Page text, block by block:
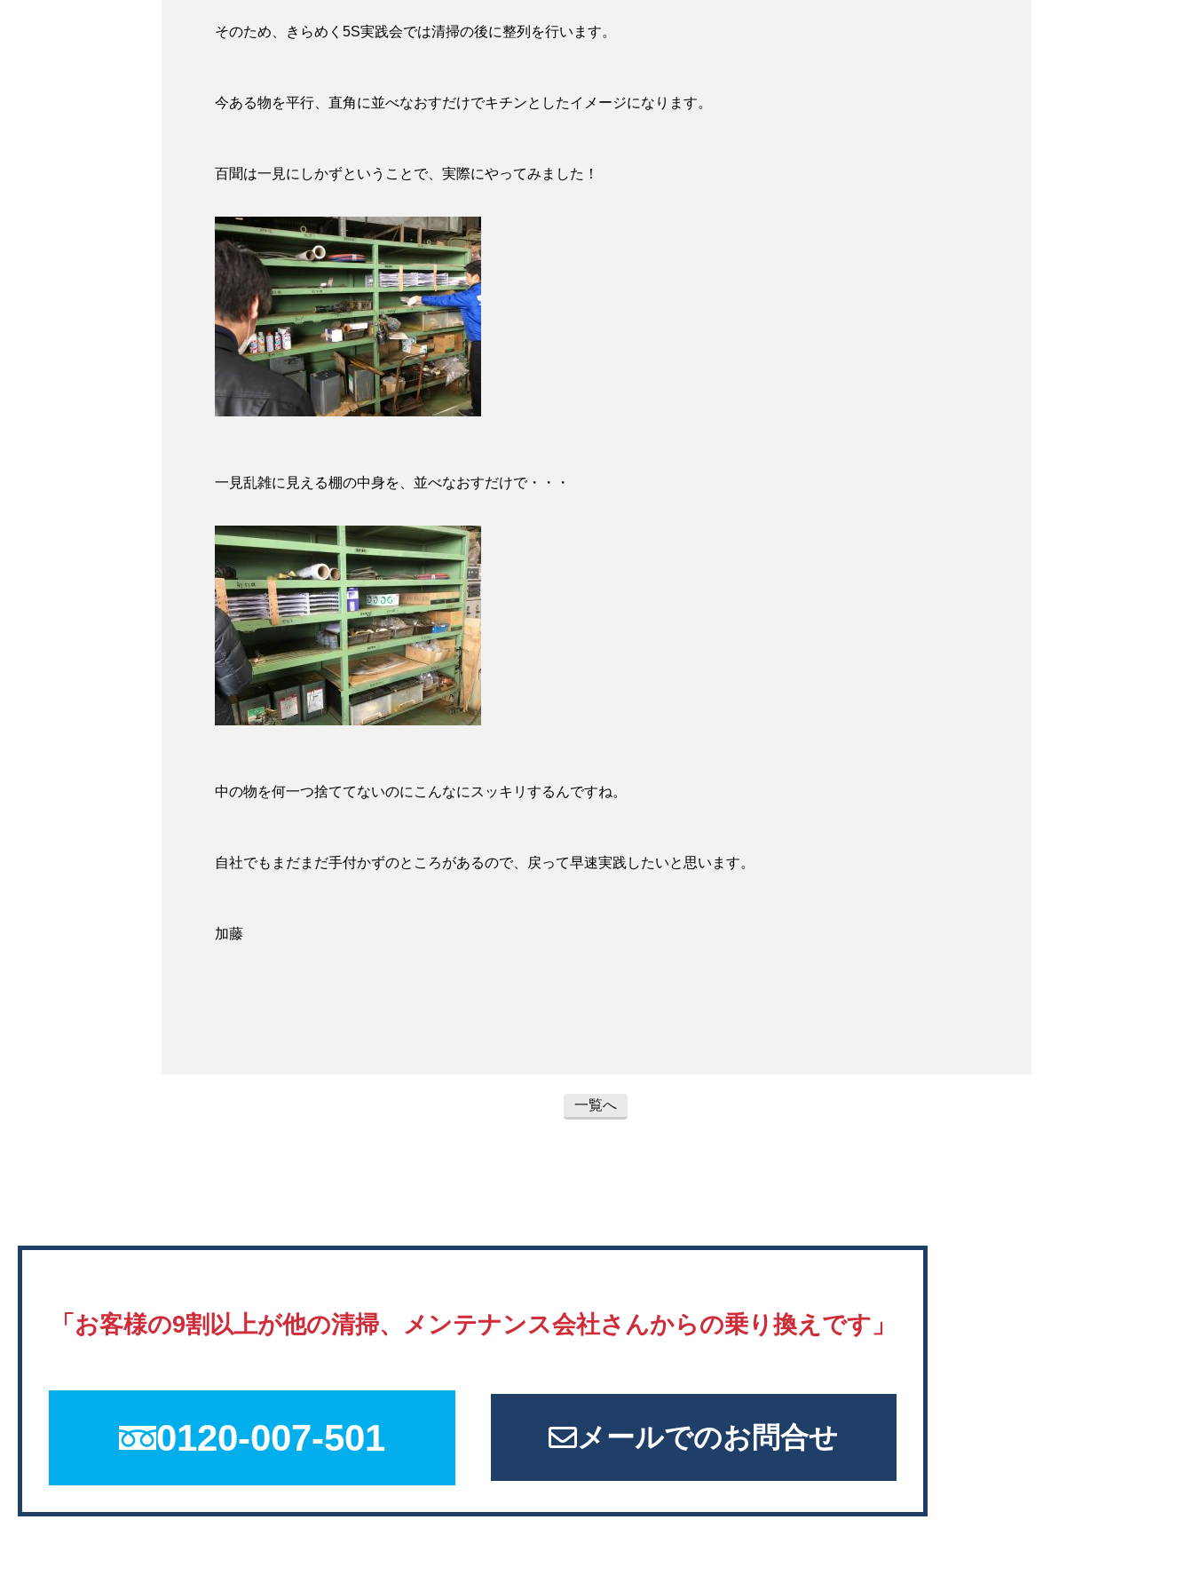
そのため、きらめく5S実践会では清掃の後に整列を行います。
今ある物を平行、直角に並べなおすだけでキチンとしたイメージになります。
百聞は一見にしかずということで、実際にやってみました！
一見乱雑に見える棚の中身を、並べなおすだけで・・・
中の物を何一つ捨ててないのにこんなにスッキリするんですね。
自社でもまだまだ手付かずのところがあるので、戻って早速実践したいと思います。
加藤
一覧へ
「お客様の9割以上が他の清掃、 メンテナンス会社さんからの乗り換えです」
0120-007-501 メールでのお問合せ